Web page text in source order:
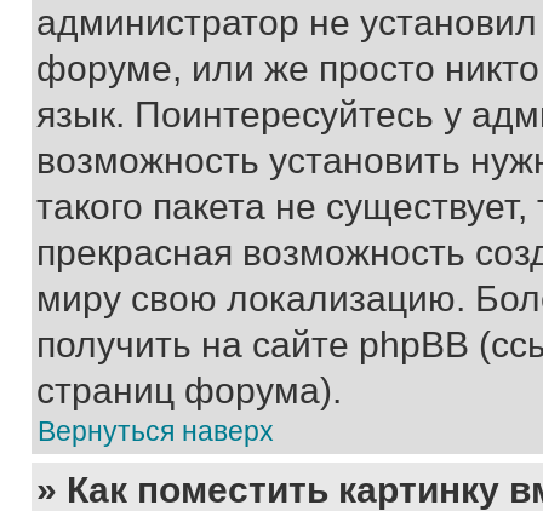
администратор не
форуме, или же просто
язык. Поинтересуйтесь у
возможность установить
такого пакета не
прекрасная возможность
миру свою локализацию.
получить на сайте phpBB
страниц форума).
Вернуться наверх
» Как поместить картинку